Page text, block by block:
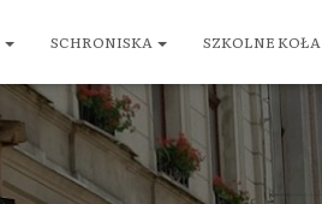
SCHRONISKA SZKOLNE KOŁA